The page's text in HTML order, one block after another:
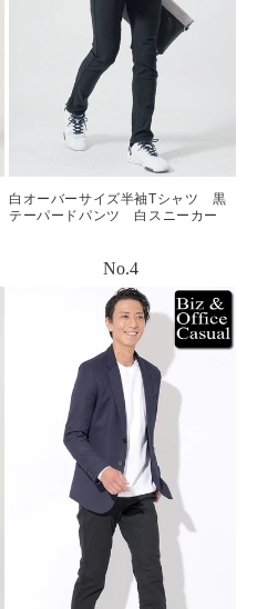
白オーバーサイズ半袖Tシャツ 黒
テーパードパンツ 白スニーカー